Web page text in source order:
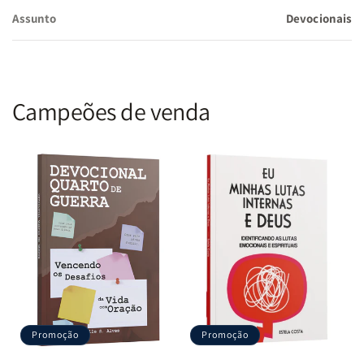
devocionais mais envolventes e prazerosos, com atividades que
atividades criativas, você terá a oportunidade de se aproximar
mais de Deus e refletir sobre Seu propósito para sua vida.
Exploração da Criatividade: Estimula o uso de talentos pessoais
para expressar e aprofundar sua fé, mostrando que a criatividade
é uma parte valiosa do seu relacionamento com Deus.
Abordagem Interativa ao Devocional: Ao combinar leitura com
atividades práticas, o devocional promove uma experiência de
crescimento espiritual que é ao mesmo tempo educativa e
Assunto Devocionais
Campeões de venda
Promoção Promoção